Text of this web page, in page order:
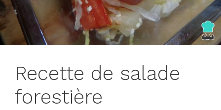
Recette de salade
forestière